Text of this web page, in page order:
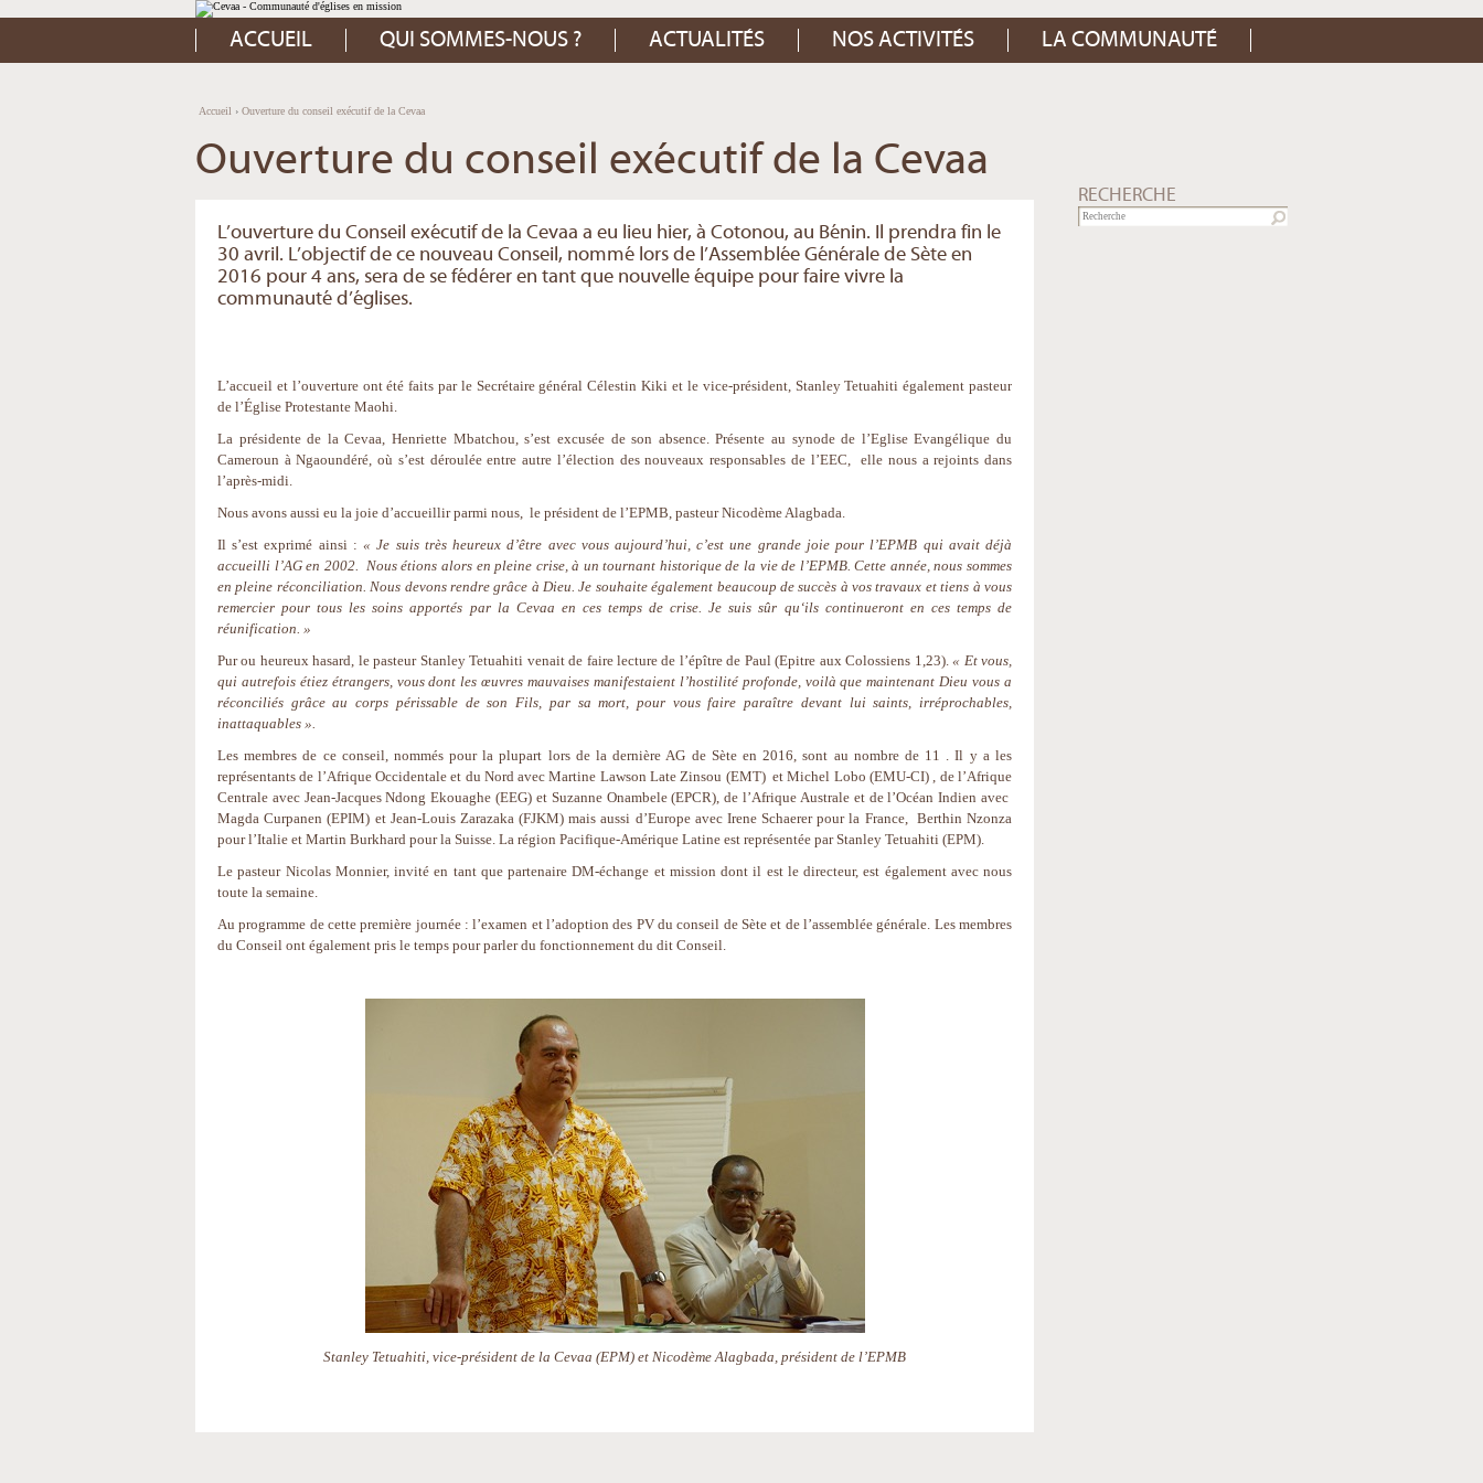
Aller
au
contenu.
Aller
à
Outils
personnels
ACCUEIL QUI SOMMES-NOUS ? ACTUALITÉS NOS ACTIVITÉS LA COMMUNAUTÉ
Accueil › Ouverture du conseil exécutif de la Cevaa
RECHERCHE
Ouverture du conseil exécutif de la Cevaa
L’ouverture du Conseil exécutif de la Cevaa a eu lieu hier, à Cotonou, au Bénin. Il prendra fin le
30 avril. L’objectif de ce nouveau Conseil, nommé lors de l’Assemblée Générale de Sète en
2016 pour 4 ans, sera de se fédérer en tant que nouvelle équipe pour faire vivre la
communauté d’églises.
L’accueil et l’ouverture ont été faits par le Secrétaire général Célestin Kiki et le vice-président, Stanley Tetuahiti également pasteur
de l’Église Protestante Maohi.
La présidente de la Cevaa, Henriette Mbatchou, s’est excusée de son absence. Présente au synode de l’Eglise Evangélique du
Cameroun à Ngaoundéré, où s’est déroulée entre autre l’élection des nouveaux responsables de l’EEC, elle nous a rejoints dans
l’après-midi.
Nous avons aussi eu la joie d’accueillir parmi nous, le président de l’EPMB, pasteur Nicodème Alagbada.
Il s’est exprimé ainsi :« Je suis très heureux d’être avec vous aujourd’hui, c’est une grande joie pour l’EPMB qui avait déjà
accueilli l’AG en 2002. Nous étions alors en pleine crise, à un tournant historique de la vie de l’EPMB. Cette année, nous sommes
en pleine réconciliation. Nous devons rendre grâce à Dieu. Je souhaite également beaucoup de succès à vos travaux et tiens à vous
remercier pour tous les soins apportés par la Cevaa en ces temps de crise. Je suis sûr qu‘ils continueront en ces temps de
réunification. »
Pur ou heureux hasard, le pasteur Stanley Tetuahiti venait de faire lecture de l’épître de Paul (Epitre aux Colossiens 1,23).« Et vous,
qui autrefois étiez étrangers, vous dont les œuvres mauvaises manifestaient l’hostilité profonde, voilà que maintenant Dieu vous a
réconciliés grâce au corps périssable de son Fils, par sa mort, pour vous faire paraître devant lui saints, irréprochables,
inattaquables ».
Les membres de ce conseil, nommés pour la plupart lors de la dernière AG de Sète en 2016, sont au nombre de 11 . Il y a les
représentants de l’Afrique Occidentale et du Nord avec Martine Lawson Late Zinsou (EMT) et Michel Lobo (EMU-CI) , de l’Afrique
Centrale avec Jean-Jacques Ndong Ekouaghe (EEG) et Suzanne Onambele (EPCR), de l’Afrique Australe et de l’Océan Indien avec
Magda Curpanen (EPIM) et Jean-Louis Zarazaka (FJKM) mais aussi d’Europe avec Irene Schaerer pour la France, Berthin Nzonza
pour l’Italie et Martin Burkhard pour la Suisse. La région Pacifique-Amérique Latine est représentée par Stanley Tetuahiti (EPM).
Le pasteur Nicolas Monnier, invité en tant que partenaire DM-échange et mission dont il est le directeur, est également avec nous
toute la semaine.
Au programme de cette première journée : l’examen et l’adoption des PV du conseil de Sète et de l’assemblée générale. Les membres
du Conseil ont également pris le temps pour parler du fonctionnement du dit Conseil.
Stanley Tetuahiti, vice-président de la Cevaa (EPM) et Nicodème Alagbada, président de l’EPMB